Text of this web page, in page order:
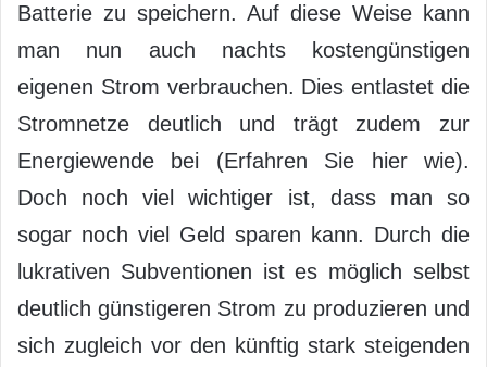
Batterie zu speichern. Auf diese Weise kann
man nun auch nachts kostengünstigen
eigenen Strom verbrauchen. Dies entlastet die
Stromnetze deutlich und trägt zudem zur
Energiewende bei (Erfahren Sie hier wie).
Doch noch viel wichtiger ist, dass man so
sogar noch viel Geld sparen kann. Durch die
lukrativen Subventionen ist es möglich selbst
deutlich günstigeren Strom zu produzieren und
sich zugleich vor den künftig stark steigenden